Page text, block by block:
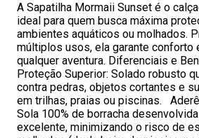
A Sapatilha Mormaii Sunset é o
ideal para quem busca máxima
ambientes aquáticos ou molhados.
múltiplos usos, ela garante conforto
qualquer aventura. Diferenciais e
Proteção Superior: Solado robusto
contra pedras, objetos cortantes e
em trilhas, praias ou piscinas.
Sola 100% de borracha
excelente, minimizando o risco de